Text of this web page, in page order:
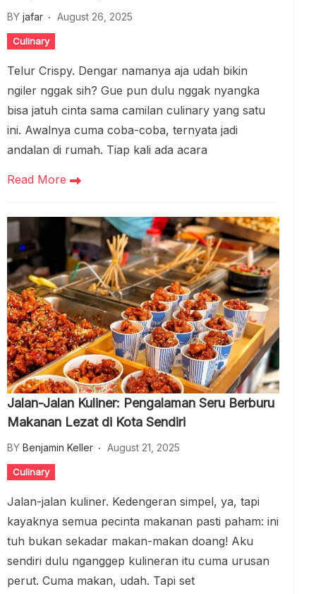
BY jafar August 26, 2025
Culinary
Telur Crispy. Dengar namanya aja udah bikin
ngiler nggak sih? Gue pun dulu nggak nyangka
bisa jatuh cinta sama camilan culinary yang satu
ini. Awalnya cuma coba-coba, ternyata jadi
andalan di rumah. Tiap kali ada acara
Read More
Jalan-Jalan Kuliner: Pengalaman Seru Berburu
Makanan Lezat di Kota Sendiri
BY Benjamin Keller August 21, 2025
Culinary
Jalan-jalan kuliner. Kedengeran simpel, ya, tapi
kayaknya semua pecinta makanan pasti paham: ini
tuh bukan sekadar makan-makan doang! Aku
sendiri dulu nganggep kulineran itu cuma urusan
perut. Cuma makan, udah. Tapi set